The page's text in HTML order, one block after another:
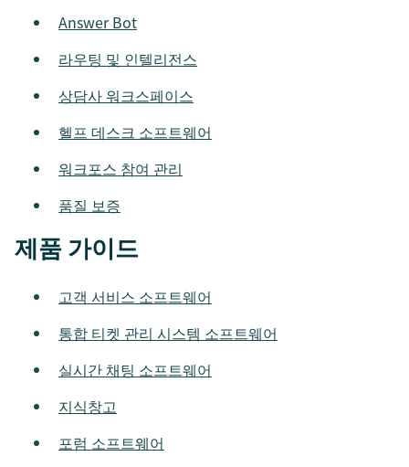
Answer Bot
라우팅 및 인텔리전스
상담사 워크스페이스
헬프 데스크 소프트웨어
워크포스 참여 관리
품질 보증
제품 가이드
고객 서비스 소프트웨어
통합 티켓 관리 시스템 소프트웨어
실시간 채팅 소프트웨어
지식창고
포럼 소프트웨어